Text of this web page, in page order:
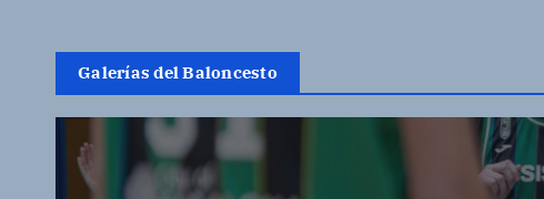
Galerías del Baloncesto